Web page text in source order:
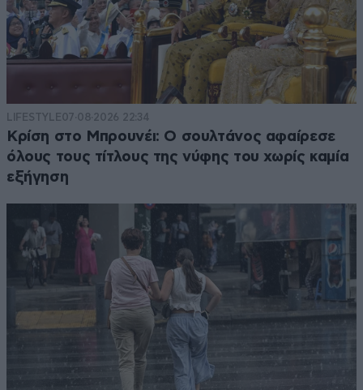
LIFESTYLE07·08·2026 22:34
Κρίση στο Μπρουνέι: Ο σουλτάνος αφαίρεσε
όλους τους τίτλους της νύφης του χωρίς καμία
εξήγηση